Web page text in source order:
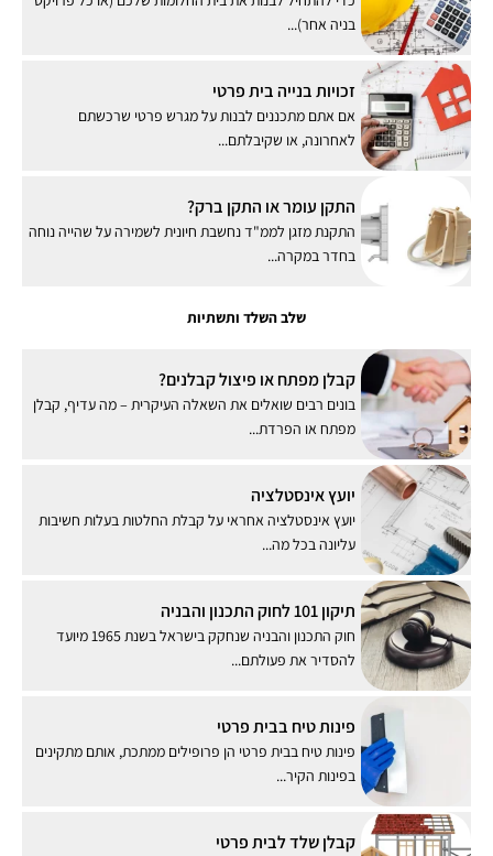
בניה אחר)...
זכויות בנייה בית פרטי
אם אתם מתכננים לבנות על מגרש פרטי שרכשתם
לאחרונה, או שקיבלתם...
התקן עומר או התקן ברק?
התקנת מזגן לממ"ד נחשבת חיונית לשמירה על שהייה נוחה
בחדר במקרה...
שלב השלד ותשתיות
קבלן מפתח או פיצול קבלנים?
בונים רבים שואלים את השאלה העיקרית – מה עדיף, קבלן
מפתח או הפרדת...
יועץ אינסטלציה
יועץ אינסטלציה אחראי על קבלת החלטות בעלות חשיבות
עליונה בכל מה...
תיקון 101 לחוק התכנון והבניה
חוק התכנון והבניה שנחקק בישראל בשנת 1965 מיועד
להסדיר את פעולתם...
פינות טיח בבית פרטי
פינות טיח בבית פרטי הן פרופילים ממתכת, אותם מתקינים
בפינות הקיר...
קבלן שלד לבית פרטי